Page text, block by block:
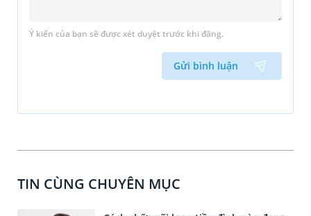
Ý kiến của bạn sẽ được xét duyệt trước khi đăng.
Gửi bình luận
TIN CÙNG CHUYÊN MỤC